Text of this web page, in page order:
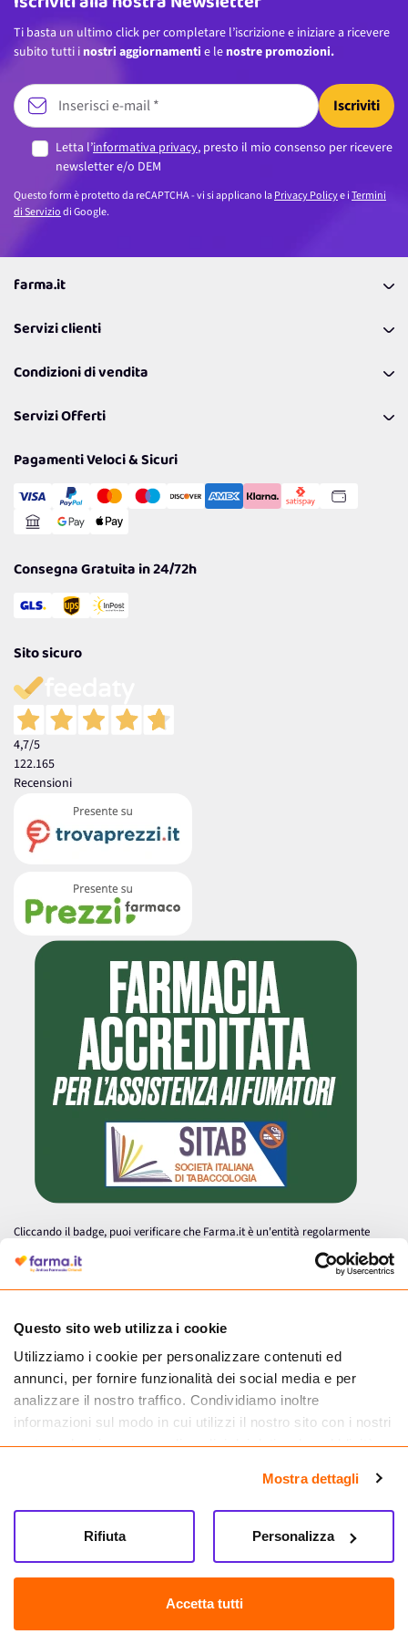
Questo sito web utilizza i cookie
Utilizziamo i cookie per personalizzare contenuti ed
annunci, per fornire funzionalità dei social media e per
analizzare il nostro traffico. Condividiamo inoltre
informazioni sul modo in cui utilizzi il nostro sito con i nostri
partner che si occupano di analisi dei dati web, pubblicità e
informazioni che hai fornito loro o che hanno raccolto dal
tuo utilizzo dei loro servizi.
Mostra dettagli
Accetta tutti
Personalizza
Rifiuta
Ti basta un ultimo click per completare l’iscrizione e iniziare a ricevere
subito tutti i nostri aggiornamenti e le nostre promozioni.
Iscriviti
Letta l’informativa privacy, presto il mio consenso per ricevere
newsletter e/o DEM
Questo form è protetto da reCAPTCHA - vi si applicano laPrivacy Policye iTermini
di Serviziodi Google.
farma.it
Coupon
Lavora con noi
Politiche per la parità di genere
Servizi clienti
Richiamami
Resi
Condizioni di vendita
Spedizioni
Cookie Policy
Gestisci Cookie
Servizi Offerti
Reso Facile e Veloce
Pagamenti Veloci & Sicuri
Consegna Gratuita in 24/72h
Sito sicuro
4,7/5
122.165
Recensioni
Cliccando il badge, puoi verificare che Farma.it è un'entità regolarmente
autorizzata dal Ministero della Salute a effettuare la vendita online di
medicinali.
Farma.it S.a.s. P. IVA 07417261216 REA: NA-884088
CREDITS
Sede legale Via delle Repubbliche Marinare 128, 80147 Napoli